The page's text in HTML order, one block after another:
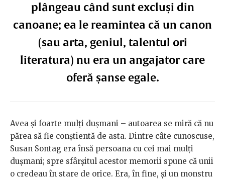
plângeau când sunt excluși din
canoane; ea le reamintea că un canon
(sau arta, geniul, talentul ori
literatura) nu era un angajator care
oferă șanse egale.
Avea și foarte mulți dușmani – autoarea se miră că nu
părea să fie conștientă de asta. Dintre câte cunoscuse,
Susan Sontag era însă persoana cu cei mai mulți
dușmani; spre sfârșitul acestor memorii spune că unii
o credeau în stare de orice. Era, în fine, și un monstru